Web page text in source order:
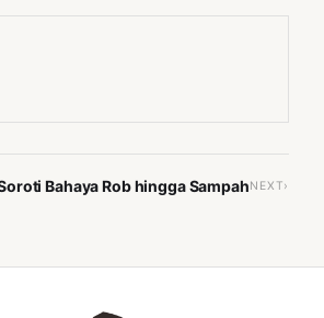
Bahaya Rob hingga SampahNEXT›